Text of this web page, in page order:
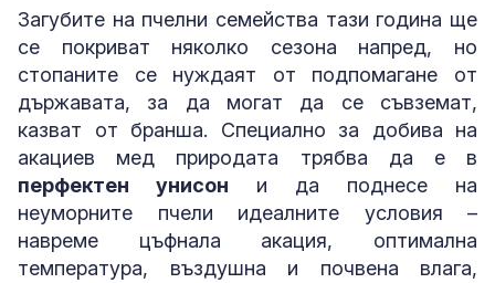
Загубите на пчелни семейства тази година ще
се покриват няколко сезона напред, но
стопаните се нуждаят от подпомагане от
държавата, за да могат да се съвземат,
казват от бранша. Специално за добива на
акациев мед природата трябва да е в
перфектен унисон и да поднесе на
неуморните пчели идеалните условия –
навреме цъфнала акация, оптимална
температура, въздушна и почвена влага,